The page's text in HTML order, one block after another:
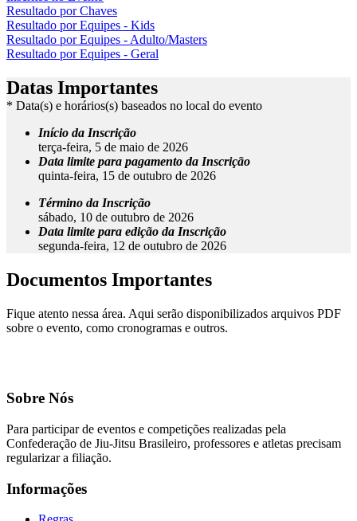
Resultado por Chaves
Resultado por Equipes - Kids
Resultado por Equipes - Adulto/Masters
Resultado por Equipes - Geral
Datas Importantes
* Data(s) e horários(s) baseados no local do evento
Início da Inscrição
terça-feira, 5 de maio de 2026
Data limite para pagamento da Inscrição
quinta-feira, 15 de outubro de 2026
Término da Inscrição
sábado, 10 de outubro de 2026
Data limite para edição da Inscrição
segunda-feira, 12 de outubro de 2026
Documentos Importantes
Fique atento nessa área. Aqui serão disponibilizados arquivos PDF
sobre o evento, como cronogramas e outros.
Sobre Nós
Para participar de eventos e competições realizadas pela
Confederação de Jiu-Jitsu Brasileiro, professores e atletas precisam
regularizar a filiação.
Informações